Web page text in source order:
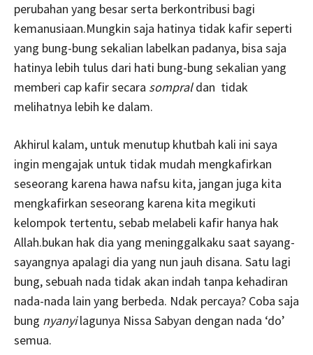
perubahan yang besar serta berkontribusi bagi
kemanusiaan.Mungkin saja hatinya tidak kafir seperti
yang bung-bung sekalian labelkan padanya, bisa saja
hatinya lebih tulus dari hati bung-bung sekalian yang
memberi cap kafir secara sompraldan tidak
melihatnya lebih ke dalam.
Akhirul kalam, untuk menutup khutbah kali ini saya
ingin mengajak untuk tidak mudah mengkafirkan
seseorang karena hawa nafsu kita, jangan juga kita
mengkafirkan seseorang karena kita megikuti
kelompok tertentu, sebab melabeli kafir hanya hak
Allah.bukan hak dia yang meninggalkaku saat sayang-
sayangnya apalagi dia yang nun jauh disana. Satu lagi
bung, sebuah nada tidak akan indah tanpa kehadiran
nada-nada lain yang berbeda. Ndak percaya? Coba saja
bung nyanyilagunya Nissa Sabyan dengan nada ‘do’
semua.